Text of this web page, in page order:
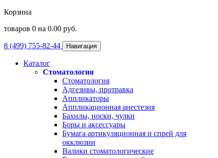
Корзина
товаров 0 на 0.00 руб.
8 (499) 755-82-44 Навигация
Каталог
Стоматология
Стоматология
Адгезивы, протравка
Аппликаторы
Аппликационная анестезия
Бахилы, носки, чулки
Боры и аксессуары
Бумага артикуляционная и спрей для
окклюзии
Валики стоматологические